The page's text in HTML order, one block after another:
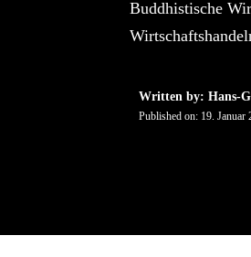
Buddhistische
Written by: Hans-
Published on: 19. Januar